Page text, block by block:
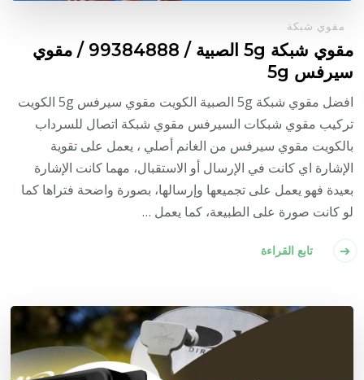
مقوي شبكة
مقوي شبكة 5g الصبية / 99384888 / مقوي
سيرفس 5g
افضل مقوي شبكة 5g الصبية الكويت مقوي سيرفس 5g الكويت
تركيب مقوي شبكات السيرفس مقوي شبكة اتصال للسرداب
بالكويت مقوي سيرفس من الغانم أصلي ، يعمل على تقوية
الإشارة اي كانت في الإرسال أو الاستقبال، مهما كانت الإشارة
بعيدة فهو يعمل على تجميعها وإرسالها، بصورة واضحة فتراها كما
لو كانت صورة على الطبيعة، كما يعمل …
تابع القراءة